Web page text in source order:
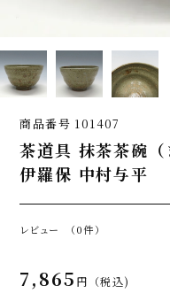
商品番号 101407
茶道具 抹茶茶碗
伊羅保 中村与平
レビュー （0件）
7,865 税込